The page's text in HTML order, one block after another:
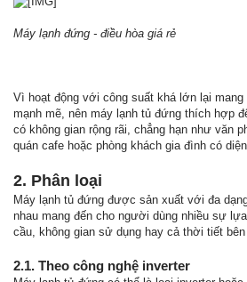
Máy lạnh đứng - điều hòa giá rẻ
Vì hoạt động với công suất khá lớn lại mang
mạnh mẽ, nên máy lạnh tủ đứng thích hợp
có không gian rộng rãi, chẳng hạn như văn
quán cafe hoặc phòng khách gia đình có
2. Phân loại
Máy lạnh tủ đứng được sản xuất với đa
nhau mang đến cho người dùng nhiều sự
cầu, không gian sử dụng hay cả thời tiết bên
2.1. Theo công nghệ inverter